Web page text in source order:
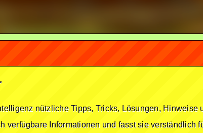
nützliche Tipps, Tricks, Lösungen, Hinweise
verfügbare Informationen und fasst sie verständlich